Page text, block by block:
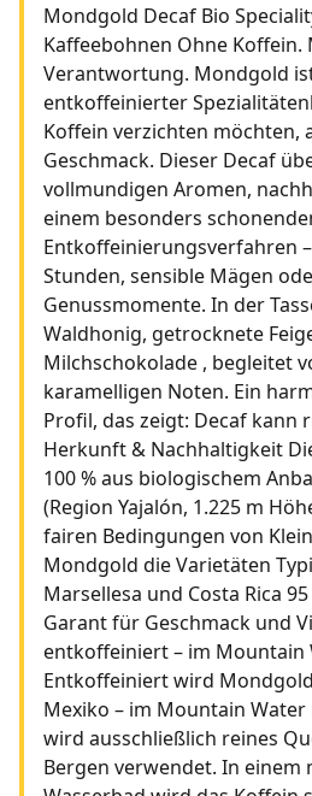
Mondgold Decaf Bio
Kaffeebohnen Ohne Koffein.
Verantwortung. Mondgold
entkoffeinierter
Koffein verzichten möchten,
Geschmack. Dieser Decaf
vollmundigen Aromen,
einem besonders
Entkoffeinierungsverfahren
Stunden, sensible Mägen
Genussmomente. In der
Waldhonig, getrocknete
Milchschokolade , begleitet
karamelligen Noten. Ein
Profil, das zeigt: Decaf kann
Herkunft & Nachhaltigkeit
100 % aus biologischem
(Region Yajalón, 1.225 m
fairen Bedingungen von
Mondgold die Varietäten
Marsellesa und Costa Rica
Garant für Geschmack und
entkoffeiniert – im Mountain
Entkoffeiniert wird
Mexiko – im Mountain Water
wird ausschließlich reines
Bergen verwendet. In einem